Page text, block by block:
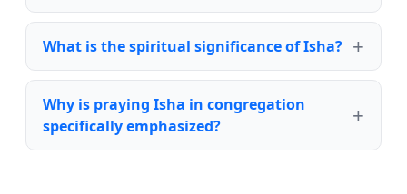
What is the spiritual significance of Isha?
Why is praying Isha in congregation
specifically emphasized?